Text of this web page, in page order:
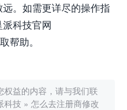
。如需更详尽的操作指
科技官网
帮助。
益的内容，请与我们联
科技 » 怎么去注册商修改